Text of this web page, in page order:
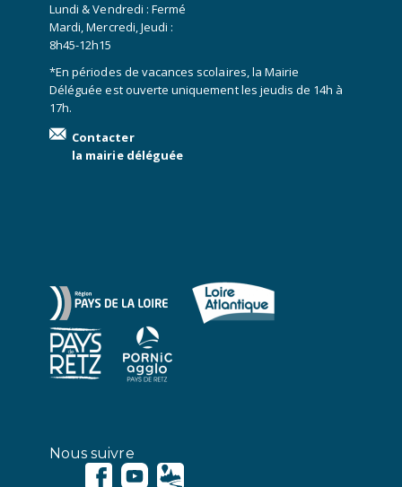
Lundi & Vendredi : Fermé
Mardi, Mercredi, Jeudi :
8h45-12h15
*En périodes de vacances scolaires, la Mairie
Déléguée est ouverte uniquement les jeudis de 14h à
17h.
Contacter
la mairie déléguée
Nous suivre